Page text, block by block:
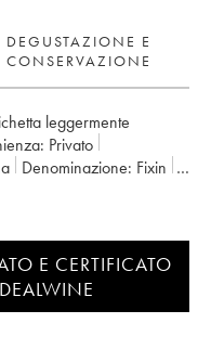
DEGUSTAZIONE E
CONSERVAZIONE
leggermente
privato
Denominazione:
Fixin
E CERTIFICATO